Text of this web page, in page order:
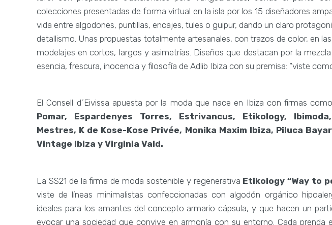
colecciones presentadas de forma virtual en la isla por los 15 diseñadores
vida entre algodones, puntillas, encajes, tules o guipur, dando un claro
detallismo. Unas propuestas totalmente artesanales, con trazos de color, en
modelajes en cortos, largos y asimetrías. Diseños que destacan por la
esencia, frescura, inocencia y filosofía de Adlib Ibiza con su premisa: “viste
El Consell d´Eivissa apuesta por la moda que nace en Ibiza con firmas como
Pomar, Espardenyes Torres, Estrivancus, Etikology,
Mestres, K de Kose-Kose Privée, Monika Maxim Ibiza, Piluca
Vintage Ibiza y Virginia Vald.
La SS21 de la firma de moda sostenible y regenerativa Etikology “Way to
viste de líneas minimalistas confeccionadas con algodón orgánico
ideales para los amantes del concepto armario cápsula, y que hacen un
evocar una sociedad que convive en armonía con su entorno. Cada prenda